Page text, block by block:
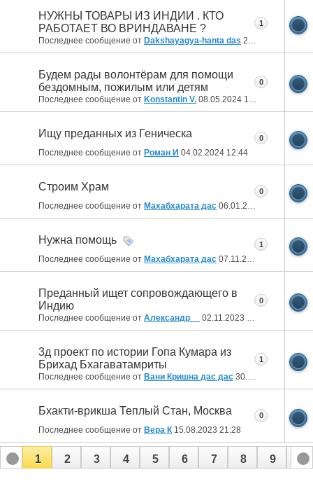
НУЖНЫ ТОВАРЫ ИЗ ИНДИИ . КТО
РАБОТАЕТ ВО ВРИНДАВАНЕ ?
Последнее сообщение от Dakshayagya-hanta das 22.08.2024
1
Будем рады волонтёрам для помощи
бездомным, пожилым или детям
Последнее сообщение от Konstantin V. 08.05.2024 12:09
0
Ищу преданных из Геническа
Последнее сообщение от Роман И 04.02.2024 12:44
0
Строим Храм
Последнее сообщение от Махабхарата дас 06.01.2024
0
Нужна помощь
Последнее сообщение от Махабхарата дас 07.11.2023
1
Преданный ищет сопровождающего в
Индию
Последнее сообщение от Александр__ 02.11.2023 18:28
0
3д проект по истории Гопа Кумара из
Брихад Бхагаватамриты
Последнее сообщение от Вани Кришна дас дас 30.10.2023
1
Бхакти-врикша Теплый Стан, Москва
Последнее сообщение от Вера К 15.08.2023 21:28
0
1 2 3 4 5 6 7 8 9 10